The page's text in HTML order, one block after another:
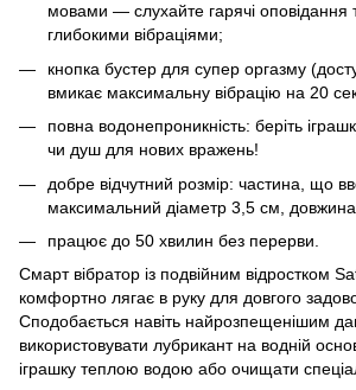
мовами — слухайте гарячі оповідання
глибокими вібраціями;
кнопка бустер для супер оргазму
вмикає максимальну вібрацію на 20
повна водонепроникність: беріть
чи душ для нових вражень!
добре відчутний розмір: частина, що
максимальний діаметр 3,5 см, довжина
працює до 50 хвилин без перерви.
Смарт вібратор із подвійним відростком
комфортно лягає в руку для довгого
Сподобається навіть найрозпещенішим
використовувати лубрикант на водній
іграшку теплою водою або очищати